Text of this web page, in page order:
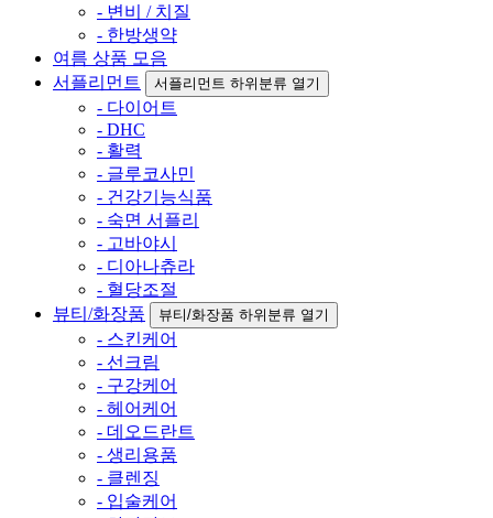
- 변비 / 치질
- 한방생약
여름 상품 모음
서플리먼트
서플리먼트 하위분류 열기
- 다이어트
- DHC
- 활력
- 글루코사민
- 건강기능식품
- 숙면 서플리
- 고바야시
- 디아나츄라
- 혈당조절
뷰티/화장품
뷰티/화장품 하위분류 열기
- 스킨케어
- 선크림
- 구강케어
- 헤어케어
- 데오드란트
- 생리용품
- 클렌징
- 입술케어